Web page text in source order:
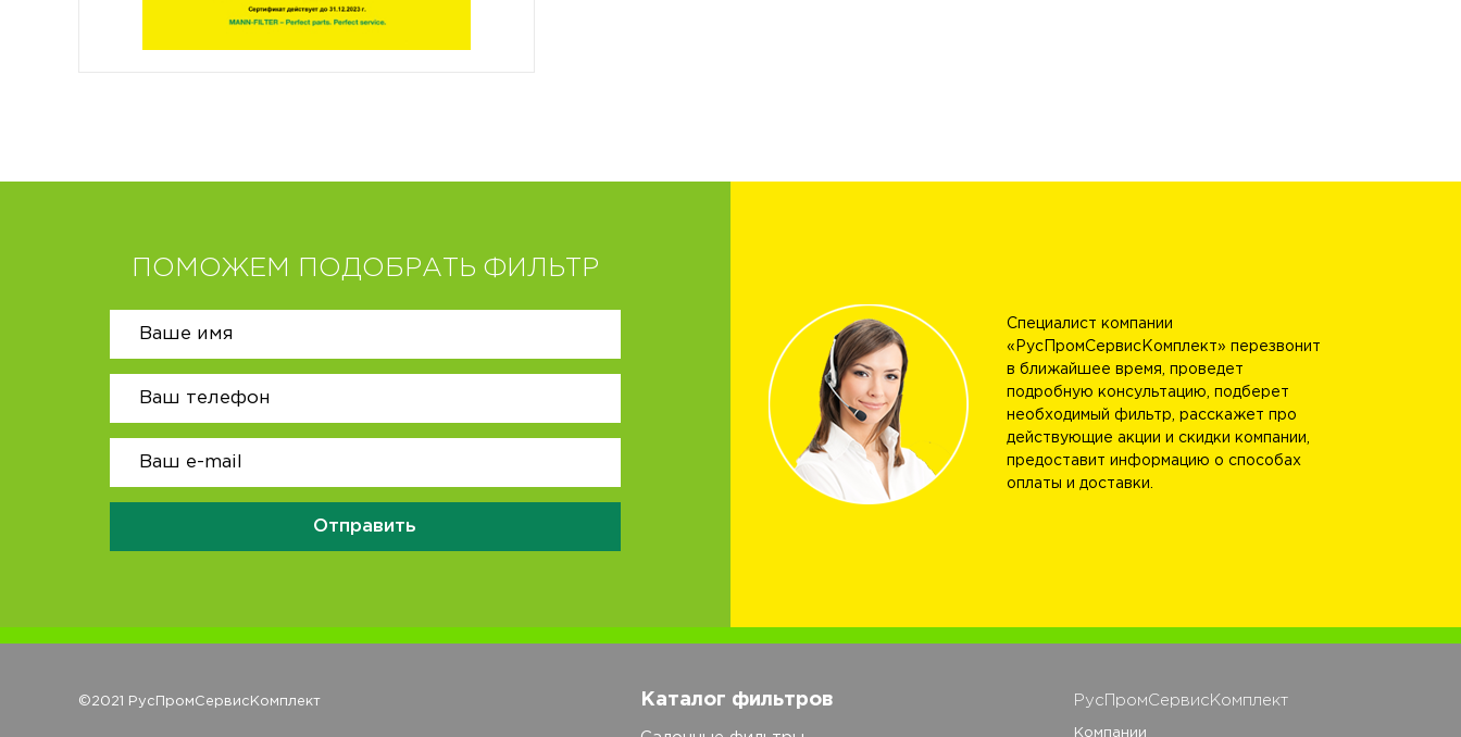
ПОМОЖЕМ ПОДОБРАТЬ ФИЛЬТР
Отправить
Специалист компании
«РусПромСервисКомплект» перезвонит
в ближайшее время, проведет
подробную консультацию, подберет
необходимый фильтр, расскажет про
действующие акции и скидки компании,
предоставит информацию о способах
оплаты и доставки.
©2021 РусПромСервисКомплект Каталог фильтров РусПромСервисКомплект
Компании